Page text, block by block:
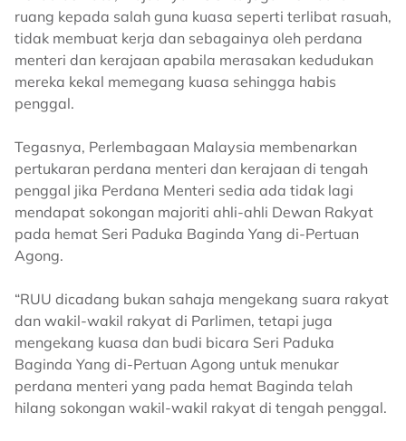
ruang kepada salah guna kuasa seperti terlibat rasuah,
tidak membuat kerja dan sebagainya oleh perdana
menteri dan kerajaan apabila merasakan kedudukan
mereka kekal memegang kuasa sehingga habis
penggal.
Tegasnya, Perlembagaan Malaysia membenarkan
pertukaran perdana menteri dan kerajaan di tengah
penggal jika Perdana Menteri sedia ada tidak lagi
mendapat sokongan majoriti ahli-ahli Dewan Rakyat
pada hemat Seri Paduka Baginda Yang di-Pertuan
Agong.
“RUU dicadang bukan sahaja mengekang suara rakyat
dan wakil-wakil rakyat di Parlimen, tetapi juga
mengekang kuasa dan budi bicara Seri Paduka
Baginda Yang di-Pertuan Agong untuk menukar
perdana menteri yang pada hemat Baginda telah
hilang sokongan wakil-wakil rakyat di tengah penggal.